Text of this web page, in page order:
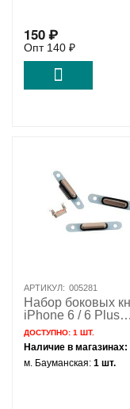
150₽
Опт 140 ₽
АРТИКУЛ: 005281
Набор боковых
iPhone 6 / 6 Plus
золотой
ДОСТУПНО:1 ШТ.
Наличие в магазинах:
м. Бауманская:1 шт.